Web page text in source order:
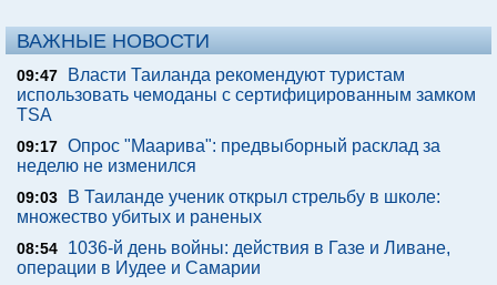
ВАЖНЫЕ НОВОСТИ
09:47
Власти Таиланда рекомендуют туристам
использовать чемоданы с сертифицированным замком
TSA
09:17 Опрос "Mаарива": предвыборный расклад за
неделю не изменился
09:03
В Таиланде ученик открыл стрельбу в школе:
множество убитых и раненых
08:54
1036-й день войны: действия в Газе и Ливане,
операции в Иудее и Самарии